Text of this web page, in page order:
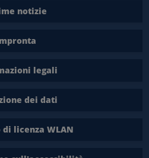
notizie
legali
dei dati
licenza WLAN